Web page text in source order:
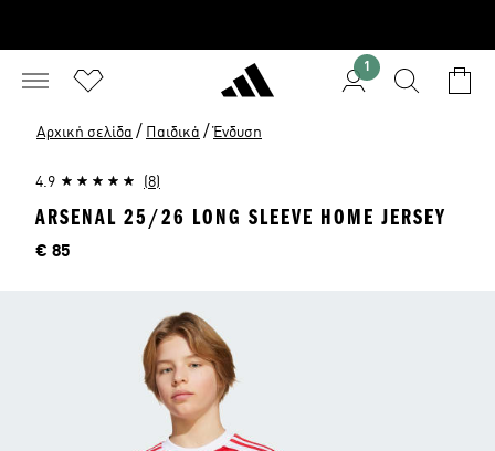
1
Αρχική σελίδα / Παιδικά / Ένδυση
4.9 (8)
ARSENAL 25/26 LONG SLEEVE HOME JERSEY
Τιμή
€ 85